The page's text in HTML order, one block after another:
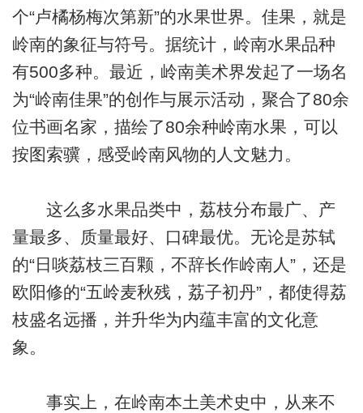
个“卢橘杨梅次第新”的水果世界。佳果，就是
岭南的象征与符号。据统计，岭南水果品种
有500多种。最近，岭南美术界发起了一场名
为“岭南佳果”的创作与展示活动，聚合了80余
位书画名家，描绘了80余种岭南水果，可以
按图索骥，感受岭南风物的人文魅力。
这么多水果品类中，荔枝分布最广、产
量最多、质量最好、口碑最优。无论是苏轼
的“日啖荔枝三百颗，不辞长作岭南人”，还是
欧阳修的“五岭麦秋残，荔子初丹”，都使得荔
枝盛名远播，并升华为内蕴丰富的文化意
象。
事实上，在岭南本土美术史中，从来不